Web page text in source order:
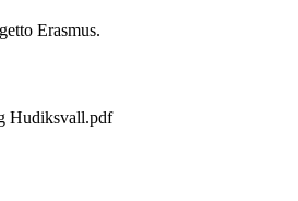
Erasmus.
Hudiksvall.pdf